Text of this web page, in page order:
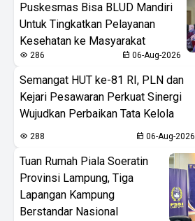
Puskesmas Bisa BLUD Mandiri
Untuk Tingkatkan Pelayanan
Kesehatan ke Masyarakat
286 06-Aug-2026
Semangat HUT ke-81 RI, PLN dan
Kejari Pesawaran Perkuat Sinergi
Wujudkan Perbaikan Tata Kelola
288 06-Aug-2026
Tuan Rumah Piala Soeratin
Provinsi Lampung, Tiga
Lapangan Kampung
Berstandar Nasional